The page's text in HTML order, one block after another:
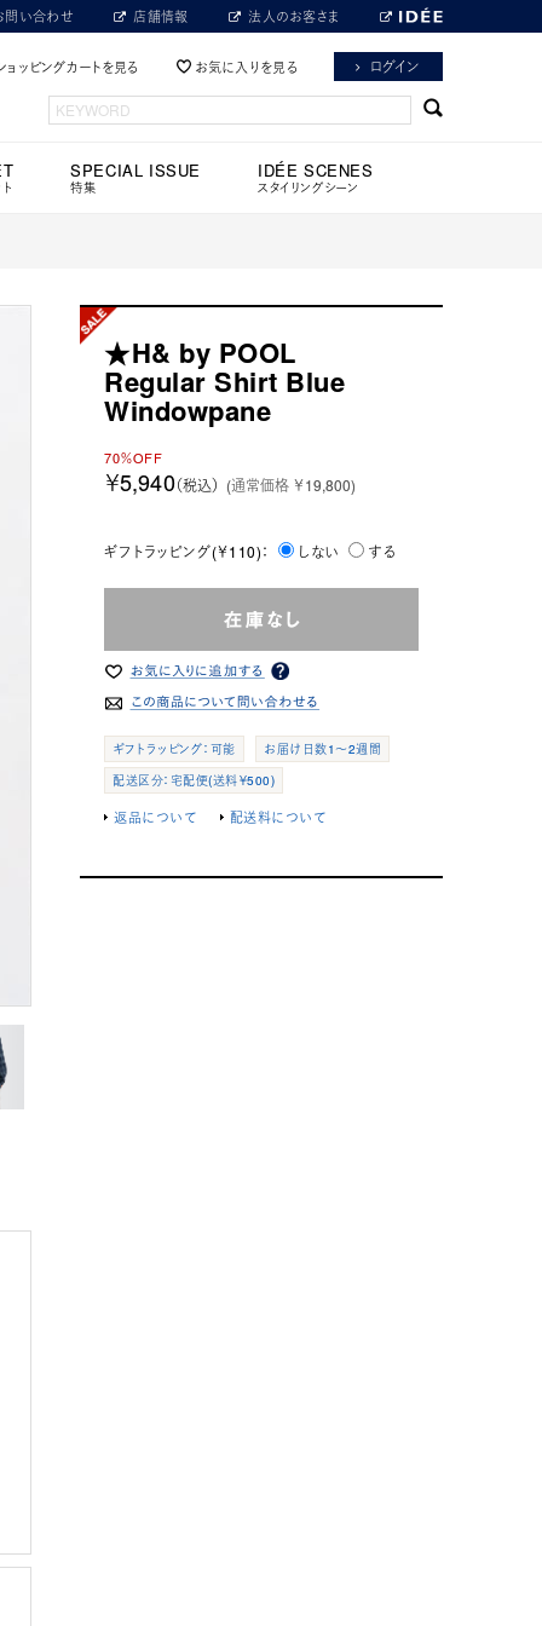
問い合わせ 店舗情報 法人のお客さま
ョッピングカートを見る お気に入りを見る ログイン
SPECIAL ISSUE
特集
IDÉE SCENES
スタイリングシーン
★H& by POOL
Regular Shirt Blue
Windowpane
70％OFF
￥5,940（税込） (通常価格 ￥19,800)
ギフトラッピング(￥110)： しない する
ギフトラッピング：可能
お届け日数1～2週間
配送区分：宅配便(送料￥500)
返品について 配送料について